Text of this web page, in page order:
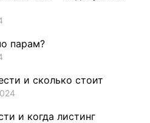
парам?
и сколько стоит
и когда листинг